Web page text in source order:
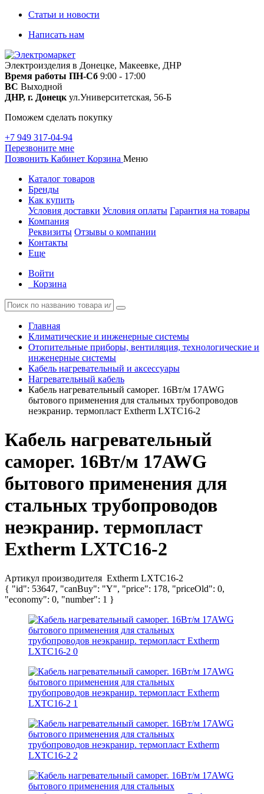
Статьи и новости
Написать нам
Электроизделия в Донецке, Макеевке, ДНР
Время работы ПН-Сб 9:00 - 17:00
ВС Выходной
ДНР, г. Донецк ул.Университетская, 56-Б
Поможем сделать покупку
+7 949 317-04-94
Перезвоните мне
Позвонить Кабинет Корзина Меню
Каталог товаров
Бренды
Как купить
Условия доставки Условия оплаты Гарантия на товары
Компания
Реквизиты Отзывы о компании
Контакты
Еще
Войти
Корзина
Главная
Климатические и инженерные системы
Отопительные приборы, вентиляция, технологические и
инженерные системы
Кабель нагревательный и аксессуары
Нагревательный кабель
Кабель нагревательный саморег. 16Вт/м 17AWG
бытового применения для стальных трубопроводов
неэкранир. термопласт Extherm LXTC16-2
Кабель нагревательный
саморег. 16Вт/м 17AWG
бытового применения для
стальных трубопроводов
неэкранир. термопласт
Extherm LXTC16-2
Артикул производителя Extherm LXTC16-2
{ "id": 53647, "canBuy": "Y", "price": 178, "priceOld": 0,
"economy": 0, "number": 1 }